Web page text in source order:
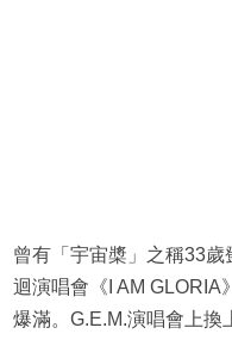
曾有「宇宙槳」之稱33
迴演唱會《I AM GLORIA
爆滿。G.E.M.演唱會上換